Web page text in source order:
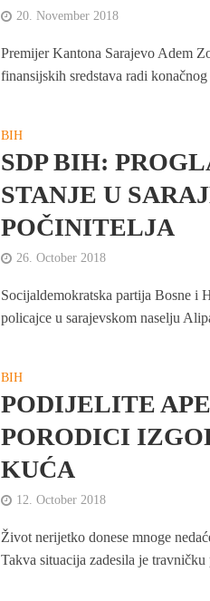
20. November 2018
Premijer Kantona Sarajevo Adem
finansijskih sredstava radi
BIH
SDP BIH:
STANJE U
POČINITELJA
26. October 2018
Socijaldemokratska partija Bosne i
policajce u sarajevskom naselju
BIH
PODIJELITE
PORODICI
KUĆA
12. October 2018
Život nerijetko donese mnoge
Takva situacija zadesila je